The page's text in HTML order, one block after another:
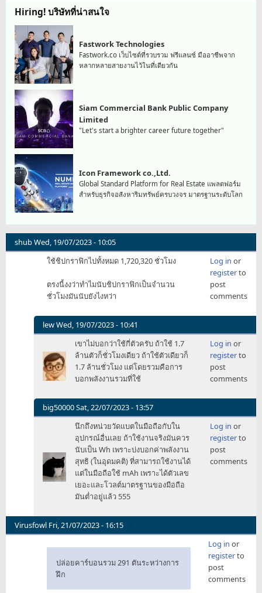
Hiring! บริษัทที่น่าสนใจ
Fastwork Technologies
Fastwork.co เว็บไซต์ที่รวบรวม ฟรีแลนซ์ มืออาชีพจาก
หลากหลายสายงานไว้ในที่เดียวกัน
Siam Commercial Bank Public Company
Limited
"Let's start a brighter career future together"
Icon Framework co.,Ltd.
Global Standard Platform for Real Estate แพลตฟอร์ม
สำหรับธุรกิจอสังหาริมทรัพย์ครบวงจร มาตรฐานระดับโลก
shubWed, 19/07/2023 - 10:05
ใช้ชิปกราฟิกไปทั้งหมด 1,720,320 ชั่วโมง
ตรงนี้งงว่าทำไมนับชิปกราฟิกเป็นจำนวน
ชั่วโมงมันนับยังไงหว่า
Log in or
registerto
post
comments
lewWed, 19/07/2023 - 10:41
In
to
ใช้
ชิป
ไป
ทั้งหมด
shub
เขาไม่บอกว่าใช้กี่ตัวครับ ถ้าใช้ 1.7
ล้านตัวก็ชั่วโมงเดียว ถ้าใช้ตัวเดียวก็
1.7 ล้านชั่วโมง แต่โดยรวมคือการ
บอกพลังงานรวมที่ใช้
Log in or
registerto
post
comments
big50000Sat, 22/07/2023 - 13:57
In
ใช้
ชิป
กราฟิก
by
shub
นึกถึงหน่วยวัดแบตในมือถือกับใน
อุปกรณ์อื่นเลย ถ้าใช้งานจริงมันควร
นับเป็น Wh เพราะบ่งบอกค่าพลังงาน
สุทธิ (ในอุดมคติ) ที่สามารถใช้งานได้
แต่ในมือถือใช้ mAh เพราะได้ตัวเลข
เยอะและโวลต์มาตรฐานของมือถือ
มันต่ำอยู่แล้ว 555
Log in or
registerto
post
comments
Virusfowl Fri, 21/07/2023 - 16:15
ปล่อยคาร์บอนรวม 291 ตันระหว่างการ
ฝึก
Log in or
registerto
post
comments